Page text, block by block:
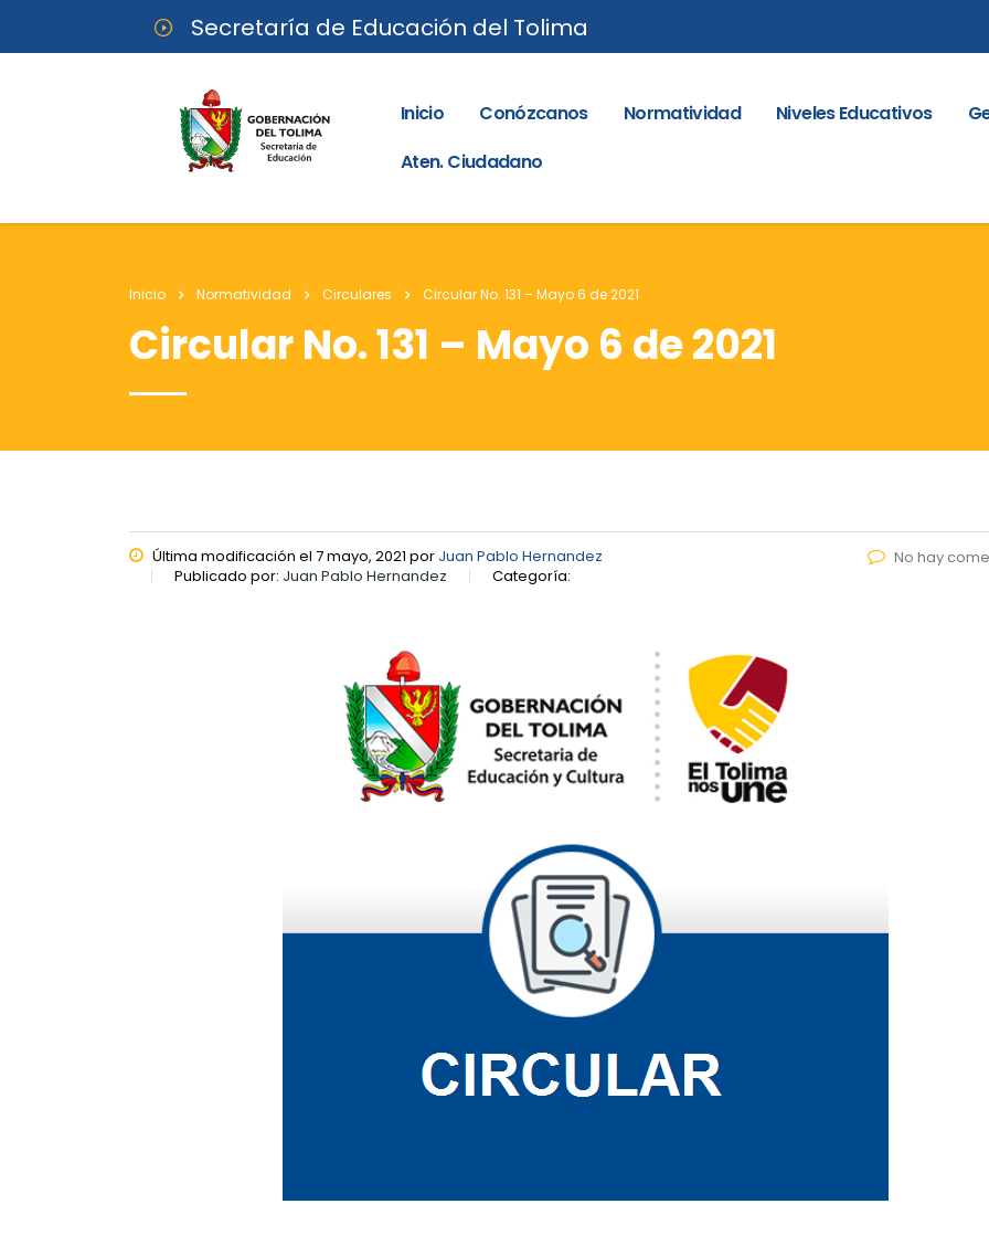
Secretaría de Educación del Tolima
Inicio Conózcanos Normatividad Niveles Educativos
Aten. Ciudadano
Inicio Normatividad Circulares Circular No. 131 – Mayo 6 de 2021
Circular No. 131 – Mayo 6 de 2021
Última modificación el 7 mayo, 2021 por Juan Pablo Hernandez
Publicado por: Juan Pablo Hernandez Categoría:
No hay